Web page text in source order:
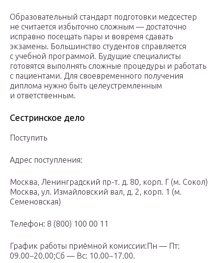
Образовательный стандарт подготовки медсестер
не считается избыточно сложным — достаточно
исправно посещать пары и вовремя сдавать
экзамены. Большинство студентов справляется
с учебной программой. Будущие специалисты
готовятся выполнять сложные процедуры и работать
с пациентами. Для своевременного получения
диплома нужно быть целеустремленным
и ответственным.
Сестринское дело
Поступить
Адрес поступления:
Москва, Ленинградский пр-т. д. 80, корп. Г (м. Сокол)
Москва, ул. Измайловский вал, д. 2, корп. 1 (м.
Семеновская)
Телефон: 8 (800) 100 00 11
График работы приёмной комиссии:Пн — Пт:
09.00−20.00;Сб — Вс: 10.00−17.00.